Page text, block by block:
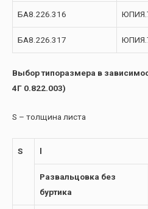
БА8.226.316
БА8.226.317
Выбор типоразмера в
4Г 0.822.003)
S – толщина листа
S l
Развальцовка без
буртика